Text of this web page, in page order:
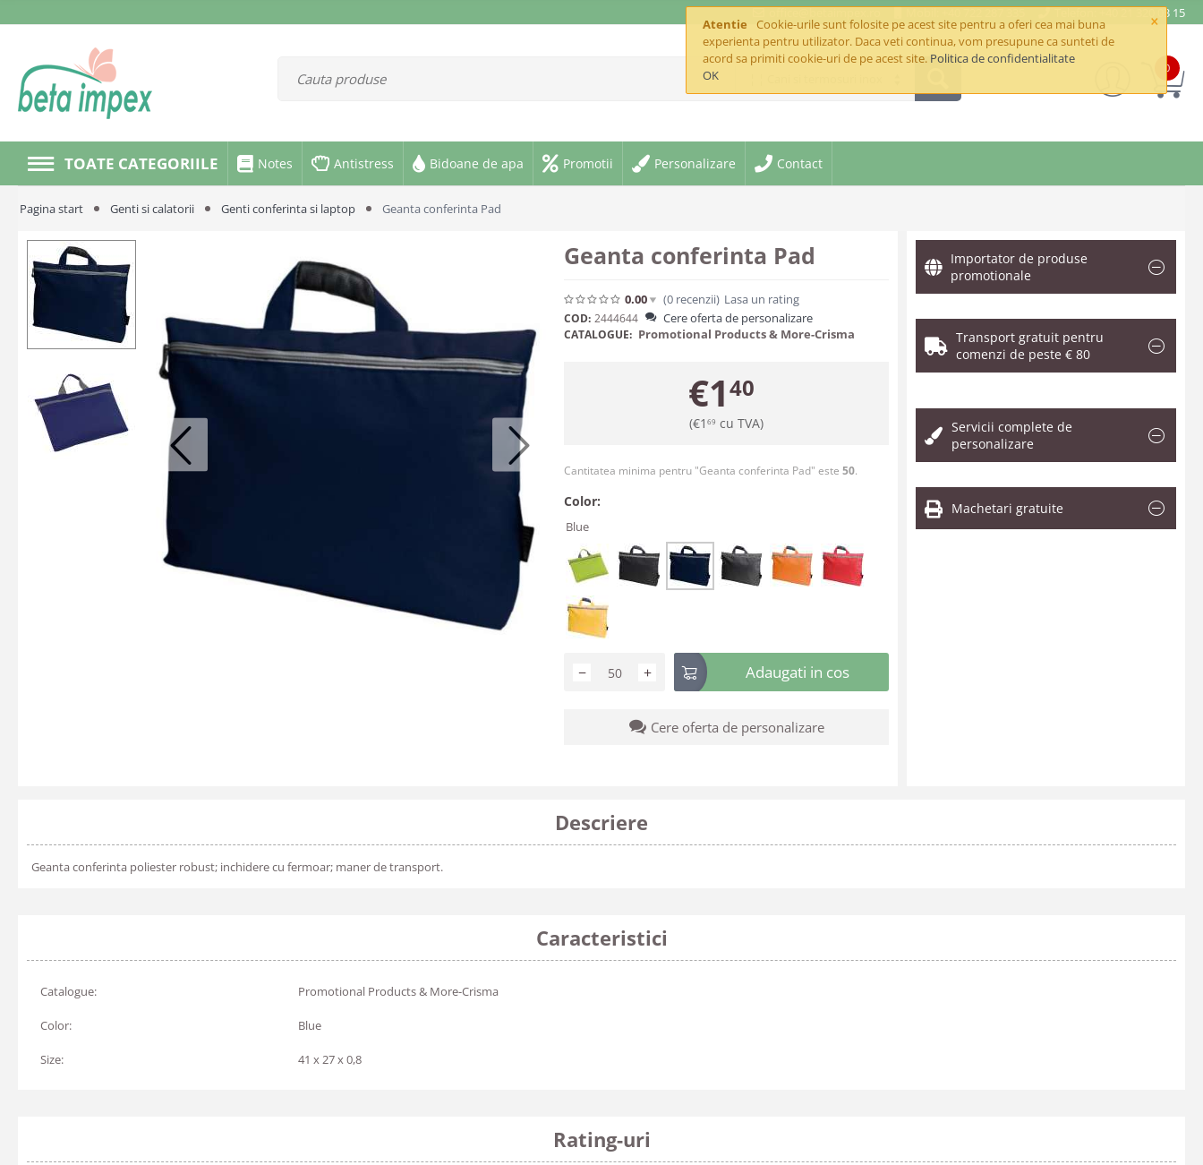
×
Atentie
Cookie-urile sunt folosite pe acest site pentru a oferi cea mai buna
experienta pentru utilizator. Daca veti continua, vom presupune ca sunteti de
acord sa primiti cookie-uri de pe acest site. Politica de confidentialitate
OK
office@betaimpex.ro Mobil: +40 722 287 335 Telefon: +40 21 320 03 15
0
TOATE CATEGORIILE Notes Antistress Bidoane de apa Promotii Personalizare Contact
Pagina start Genti si calatorii Genti conferinta si laptop Geanta conferinta Pad
Geanta conferinta Pad
0.00 (0 recenzii) Lasa un rating
COD: 2444644 Cere oferta de personalizare
CATALOGUE: Promotional Products & More-Crisma
€140
(€1 69 cu TVA)
Cantitatea minima pentru "Geanta conferinta Pad" este 50.
Color:
Blue
+
− Adaugati in cos
Cere oferta de personalizare
Importator de produse
promotionale
Transport gratuit pentru
comenzi de peste € 80
Servicii complete de
personalizare
Machetari gratuite
Descriere
Geanta conferinta poliester robust; inchidere cu fermoar; maner de transport.
Caracteristici
Catalogue: Promotional Products & More-Crisma
Color: Blue
Size: 41 x 27 x 0,8
Rating-uri